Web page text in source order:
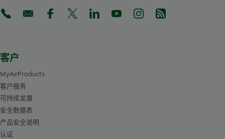
(Opens in a new tab)
(Opens in a new tab)
(Opens in a new tab)
(Opens in a new tab)
(Opens in a new tab)
(Opens in a new tab)
(Opens in a new tab)
(Opens in a new
客户
MyAirProducts
客户服务
可持续发展
安全数据表
产品安全说明
认证